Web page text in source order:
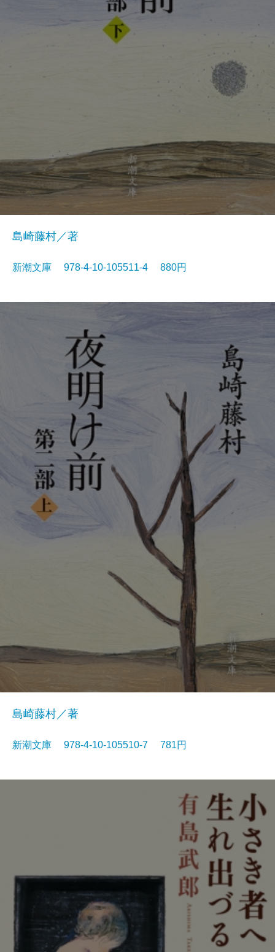
島崎藤村／著
新潮文庫 978-4-10-105511-4 880円
島崎藤村／著
新潮文庫 978-4-10-105510-7 781円